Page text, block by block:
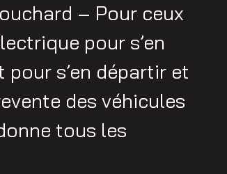
– Pour ceux
pour s’en
s’en départir et
des véhicules
tous les